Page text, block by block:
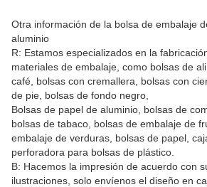
Otra información de la bolsa de embalaje
aluminio
R: Estamos especializados en la
materiales de embalaje, como bolsas de
café, bolsas con cremallera, bolsas con
de pie, bolsas de fondo negro,
Bolsas de papel de aluminio, bolsas de
bolsas de tabaco, bolsas de embalaje de
embalaje de verduras, bolsas de papel,
perforadora para bolsas de plástico.
B: Hacemos la impresión de acuerdo con
ilustraciones, solo envíenos el diseño en